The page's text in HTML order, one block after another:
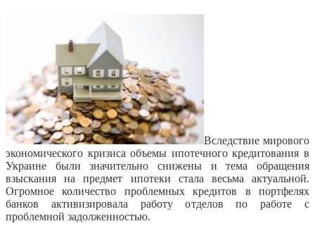
Вследствие мирового
экономического кризиса объемы ипотечного кредитования в
Украине были значительно снижены и тема обращения
взыскания на предмет ипотеки стала весьма актуальной.
Огромное количество проблемных кредитов в портфелях
банков активизировала работу отделов по работе с
проблемной задолженностью.